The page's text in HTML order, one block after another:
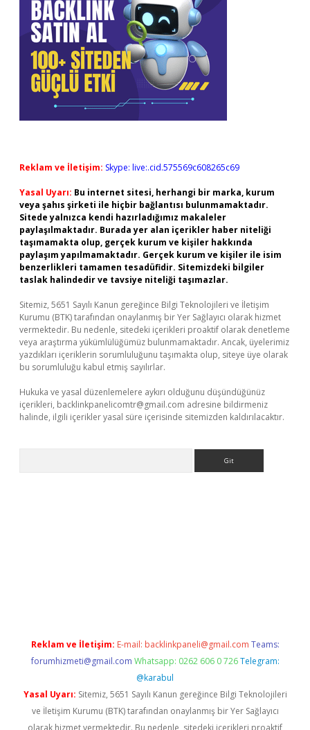
Reklam ve İletişim: Skype: live:.cid.575569c608265c69
Yasal Uyarı: Bu internet sitesi, herhangi bir marka, kurum
veya şahıs şirketi ile hiçbir bağlantısı bulunmamaktadır.
Sitede yalnızca kendi hazırladığımız makaleler
paylaşılmaktadır. Burada yer alan içerikler haber niteliği
taşımamakta olup, gerçek kurum ve kişiler hakkında
paylaşım yapılmamaktadır. Gerçek kurum ve kişiler ile isim
benzerlikleri tamamen tesadüfidir. Sitemizdeki bilgiler
taslak halindedir ve tavsiye niteliği taşımazlar.
Sitemiz, 5651 Sayılı Kanun gereğince Bilgi Teknolojileri ve İletişim
Kurumu (BTK) tarafından onaylanmış bir Yer Sağlayıcı olarak hizmet
vermektedir. Bu nedenle, sitedeki içerikleri proaktif olarak denetleme
veya araştırma yükümlülüğümüz bulunmamaktadır. Ancak, üyelerimiz
yazdıkları içeriklerin sorumluluğunu taşımakta olup, siteye üye olarak
bu sorumluluğu kabul etmiş sayılırlar.
Hukuka ve yasal düzenlemelere aykırı olduğunu düşündüğünüz
içerikleri, backlinkpanelicomtr@gmail.com adresine bildirmeniz
halinde, ilgili içerikler yasal süre içerisinde sitemizden kaldırılacaktır.
Reklam ve İletişim: E-mail: backlinkpaneli@gmail.com Teams:
forumhizmeti@gmail.com Whatsapp: 0262 606 0 726 Telegram:
@karabul
Yasal Uyarı: Sitemiz, 5651 Sayılı Kanun gereğince Bilgi Teknolojileri
ve İletişim Kurumu (BTK) tarafından onaylanmış bir Yer Sağlayıcı
olarak hizmet vermektedir. Bu nedenle, sitedeki içerikleri proaktif